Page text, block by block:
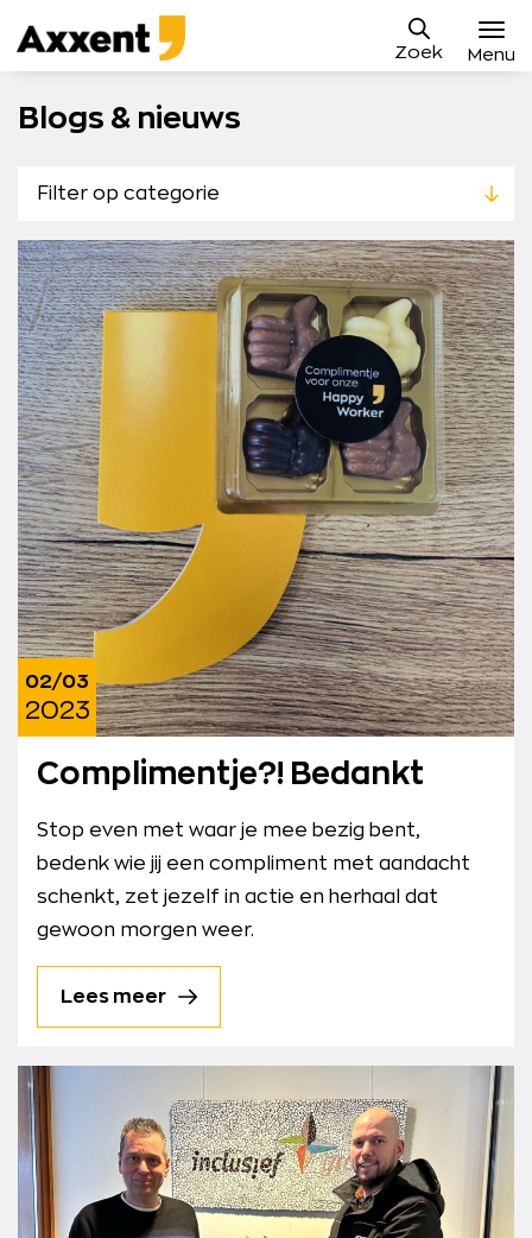
naar
content
Axxent
B.V.
Zoek Menu
Vacatures
Blog
Contact
Mijn Axxent
Blogs & nieuws
Filter op categorie
02/03
2023
Complimentje?! Bedankt
Stop even met waar je mee bezig bent,
bedenk wie jij een compliment met aandacht
schenkt, zet jezelf in actie en herhaal dat
gewoon morgen weer.
Lees meer